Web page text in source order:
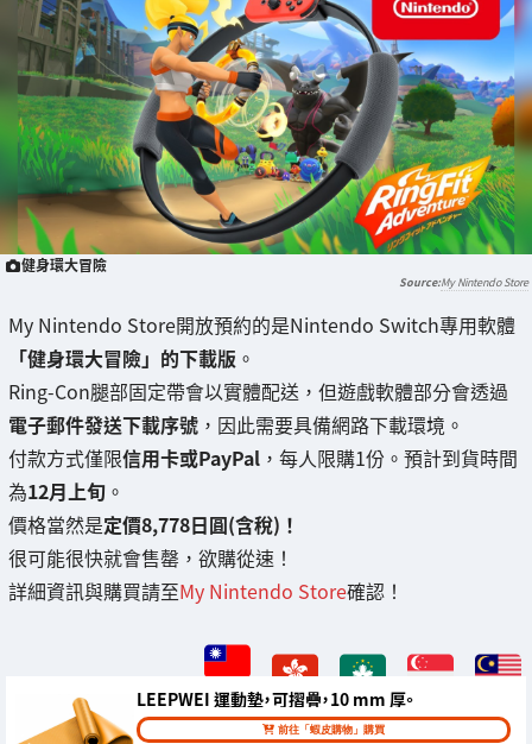
健身環大冒險
My Nintendo Store
My Nintendo Store開放預約的是Nintendo Switch專用軟體
「健身環大冒險」的下載版 。
Ring-Con腿部固定帶會以實體配送，但遊戲軟體部分會透過
電子郵件發送下載序號 ，因此需要具備網路下載環境。
付款方式僅限信用卡或PayPal ，每人限購1份。預計到貨時間
為12月上旬 。
價格當然是定價8,778日圓(含稅)！
很可能很快就會售罄，欲購從速！
詳細資訊與購買請至My Nintendo Store確認！
LEEPWEI 運動墊，可摺疊，10 mm 厚。
前往「蝦皮購物」購買